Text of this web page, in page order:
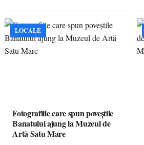
LOCALE
Fotografiile care spun poveștile
Banatului ajung la Muzeul de
Artă Satu Mare